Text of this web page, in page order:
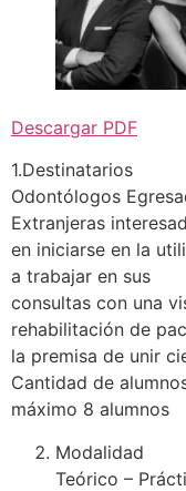
Descargar PDF
1.Destinatarios
Odontólogos
Extranjeras
en iniciarse en la
a trabajar en sus
consultas con una
rehabilitación de
la premisa de unir
Cantidad de
máximo 8 alumnos
Modalidad
Teórico –